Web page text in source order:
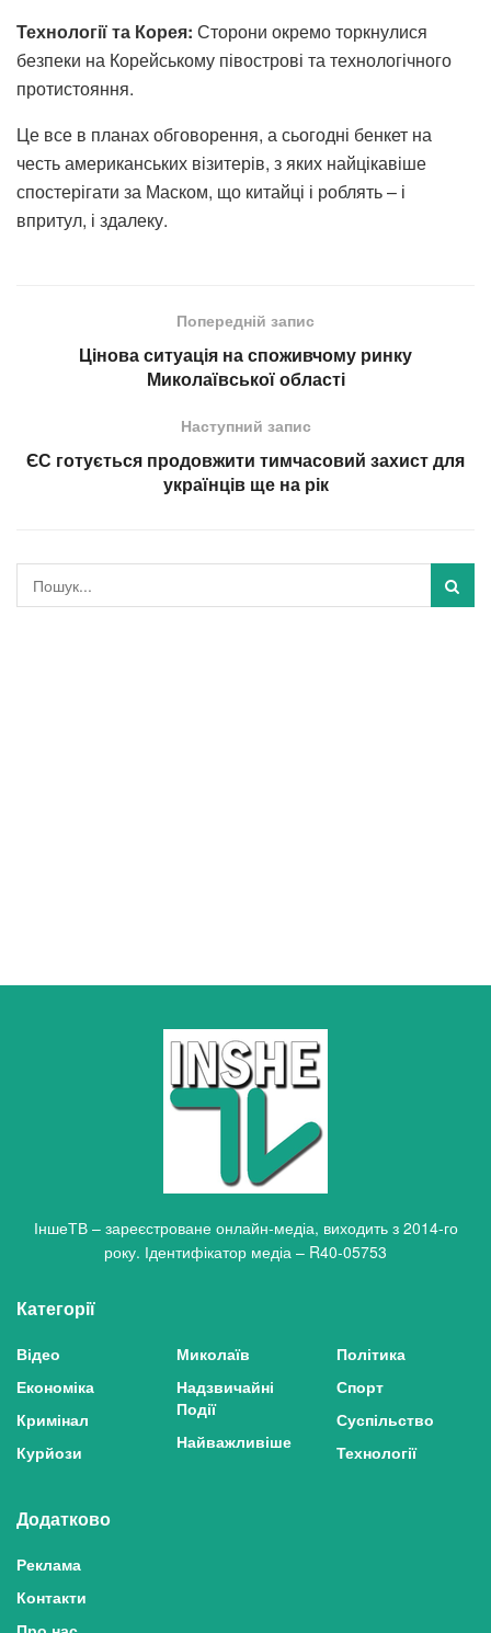
Технології та Корея: Сторони окремо торкнулися
безпеки на Корейському півострові та технологічного
протистояння.
Це все в планах обговорення, а сьогодні бенкет на
честь американських візитерів, з яких найцікавіше
спостерігати за Маском, що китайці і роблять – і
впритул, і здалеку.
Попередній запис
Цінова ситуація на споживчому ринку
Миколаївської області
Наступний запис
ЄС готується продовжити тимчасовий захист для
українців ще на рік
ІншеТВ – зареєстроване онлайн-медіа, виходить з 2014-го
року. Ідентифікатор медіа – R40-05753
Категорії
Відео
Економіка
Кримінал
Курйози
Миколаїв
Надзвичайні
Події
Найважливіше
Політика
Спорт
Суспільство
Технології
Додатково
Реклама
Контакти